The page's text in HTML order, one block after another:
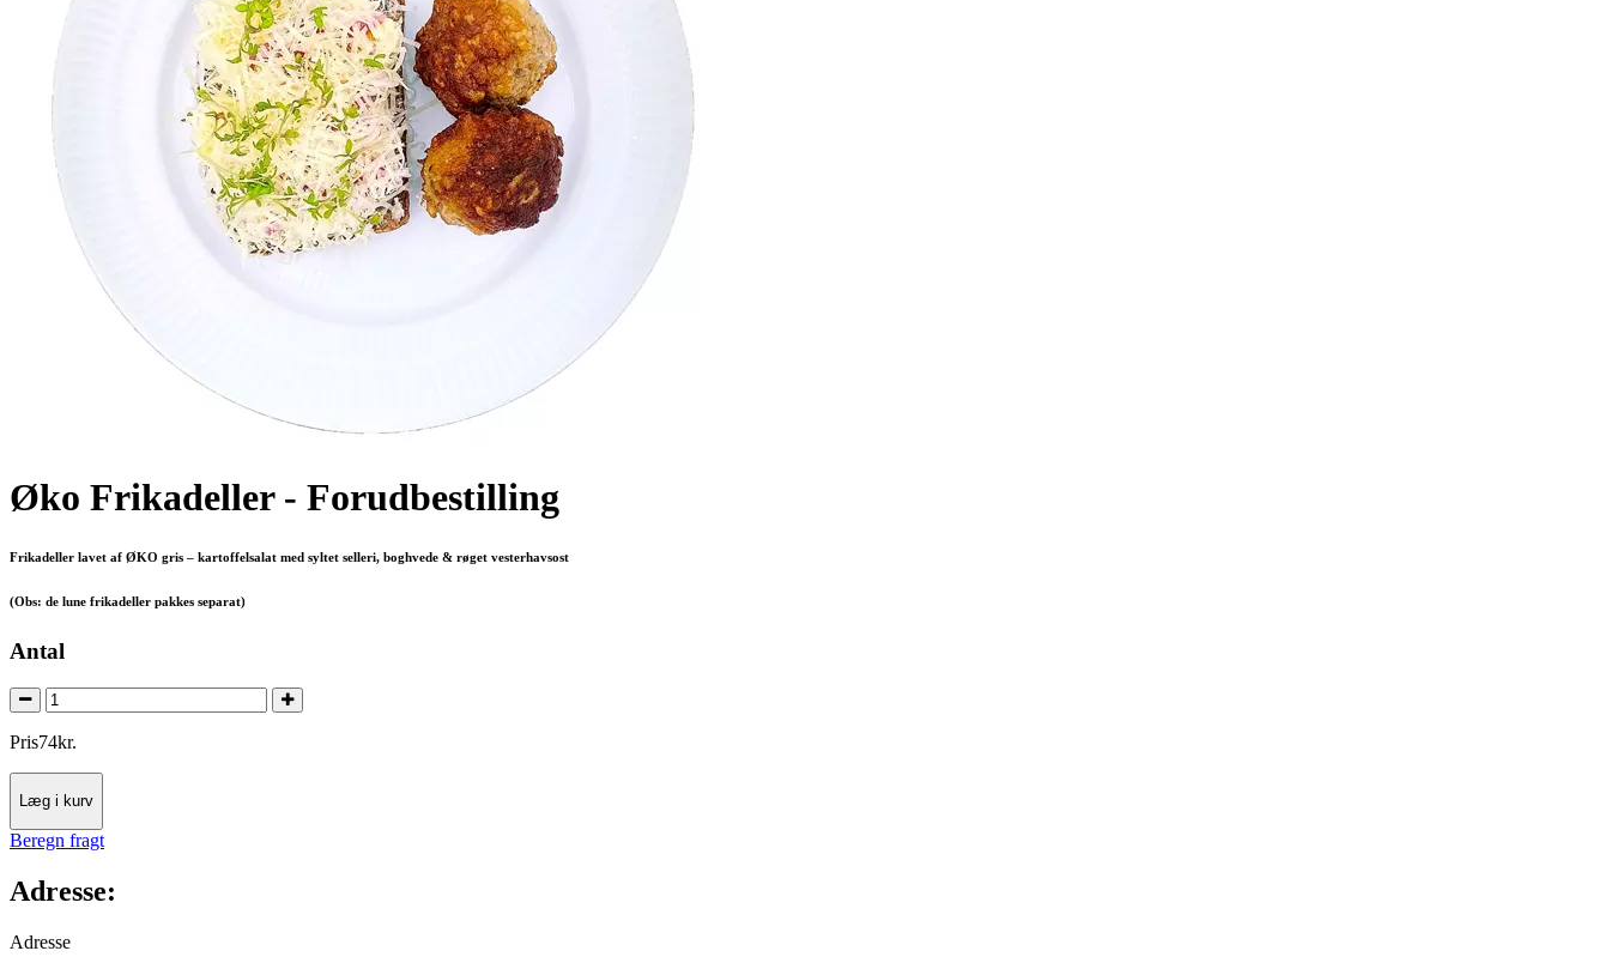
Øko Frikadeller - Forudbestilling
Frikadeller lavet af ØKO gris – kartoffelsalat med syltet selleri, boghvede & røget vesterhavsost
(Obs: de lune frikadeller pakkes separat)
Antal
Pris74kr.
Læg i kurv
Beregn fragt
Adresse:
Adresse